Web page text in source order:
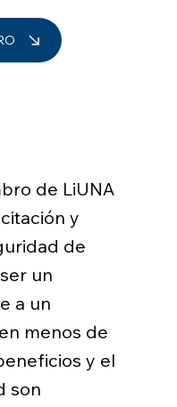
de LiUNA
y
de
un
a un
menos de
y el
son